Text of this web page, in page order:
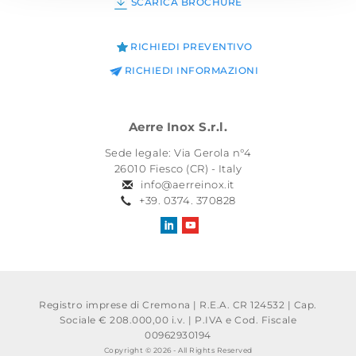
RICHIEDI PREVENTIVO
RICHIEDI INFORMAZIONI
Aerre Inox S.r.l.
Sede legale: Via Gerola n°4
26010 Fiesco (CR) - Italy
info@aerreinox.it
+39. 0374. 370828
Registro imprese di Cremona | R.E.A. CR 124532 | Cap.
Sociale € 208.000,00 i.v. | P.IVA e Cod. Fiscale
00962930194
Copyright © 2026 - All Rights Reserved